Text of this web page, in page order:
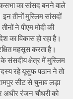
का सांसद बनने वाले
तीनों मुस्लिम सांसदों
ने पीएम मोदी की
का विकास हो रहा है।
महसूस करता है।
संसदीय क्षेत्र में मुस्लिम
रहे यूसुफ पठान ने तो
सीट से चुनाव लड़ा
अधीर रंजन चौधरी को